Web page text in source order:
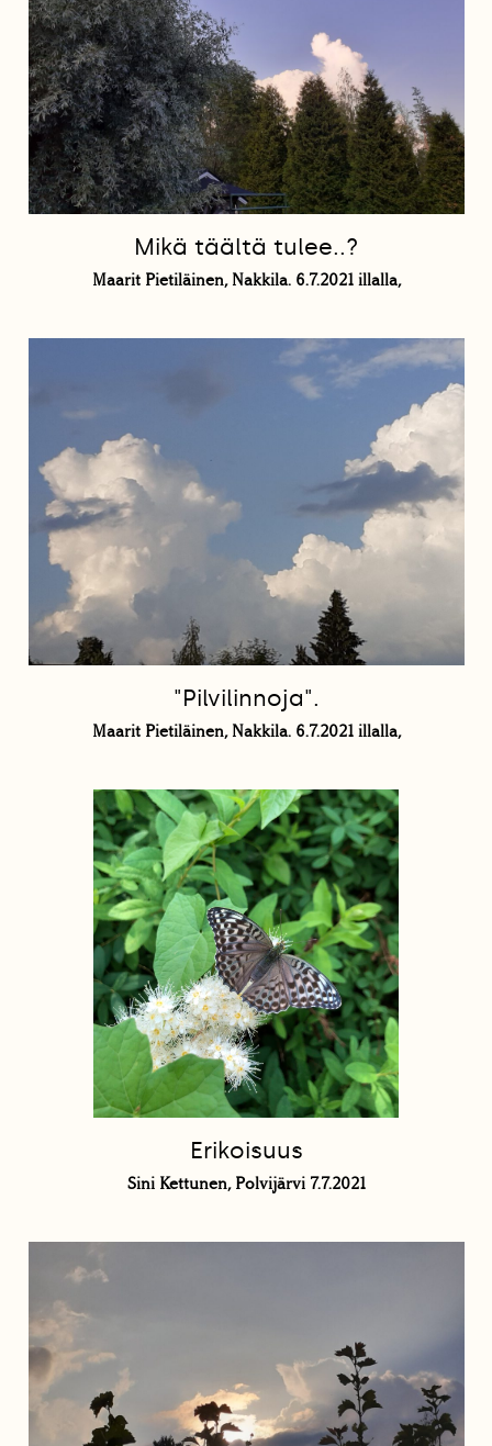
Mikä täältä tulee..?
Maarit Pietiläinen, Nakkila. 6.7.2021 illalla,
"Pilvilinnoja".
Maarit Pietiläinen, Nakkila. 6.7.2021 illalla,
Erikoisuus
Sini Kettunen, Polvijärvi 7.7.2021